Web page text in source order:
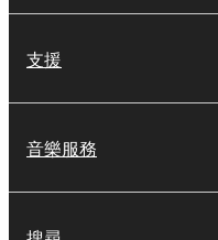
支援
音樂服務